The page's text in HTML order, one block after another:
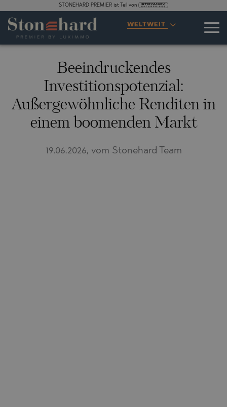
STONEHARD PREMIER ist Teil von
WELTWEIT
Beeindruckendes
Investitionspotenzial:
Außergewöhnliche Renditen in
einem boomenden Markt
19.06.2026, vom Stonehard Team